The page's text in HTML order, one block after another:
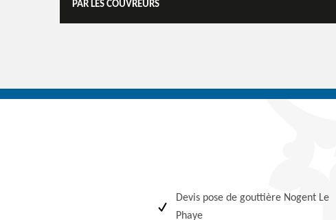
PAR LES COUVREURS
Devis pose de gouttière Nogent Le
Phaye